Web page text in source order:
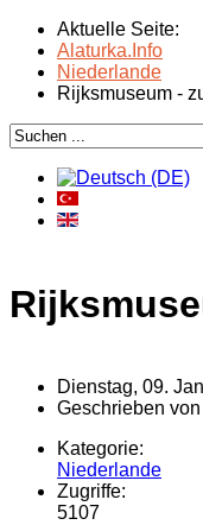
Aktuelle Seite:
Alaturka.Info
Niederlande
Rijksmuseum -
Dienstag, 09.
Geschrieben von
Kategorie:
Niederlande
Zugriffe:
5107